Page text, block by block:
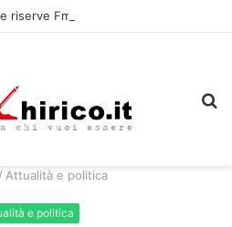
/ Attualità e politica
e politica